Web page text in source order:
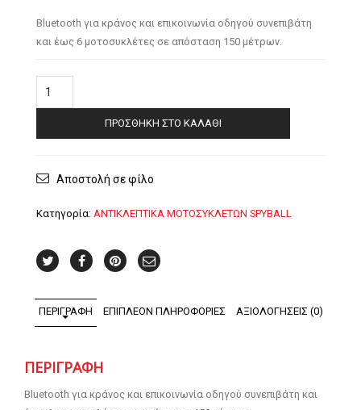
Bluetooth για κράνος και επικοινωνία οδηγού συνεπιβάτη
και έως 6 μοτοσυκλέτες σε απόσταση 150 μέτρων.
Μοτοσυκλετών
Hello
II
ΠΡΟΣΘΉΚΗ ΣΤΟ ΚΑΛΆΘΙ
Αποστολή σε φίλο
Κατηγορία: ΑΝΤΙΚΛΕΠΤΙΚΑ ΜΟΤΟΣΥΚΛΕΤΩΝ SPYBALL
ΠΕΡΙΓΡΑΦΉ ΕΠΙΠΛΈΟΝ ΠΛΗΡΟΦΟΡΊΕΣ ΑΞΙΟΛΟΓΉΣΕΙΣ (0)
ΠΕΡΙΓΡΑΦΉ
Bluetooth για κράνος και επικοινωνία οδηγού συνεπιβάτη και